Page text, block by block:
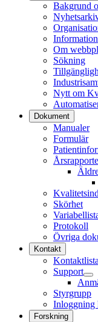
Bakgrund
Information
Om
Sökning
Nytt om
Dokument
Manualer
Formulär
Skörhet
Protokoll
Övriga
Kontakt
Kontaktlista
Support
Styrgrupp
Inloggning
Forskning